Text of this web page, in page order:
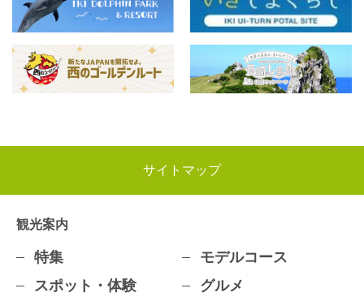
サイトマップ
観光案内
特集
モデルコース
スポット・体験
グルメ